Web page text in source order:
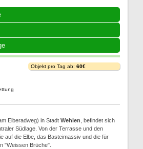
Objekt pro Tag ab: 60€
Elberadweg) in Stadt Wehlen , befindet sich
Südlage. Von der Terrasse und den
auf die Elbe, das Basteimassiv und die für
"Weissen Brüche".